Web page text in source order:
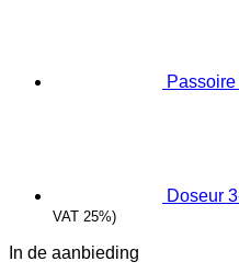
Doseur
VAT 25%)
In de aanbieding